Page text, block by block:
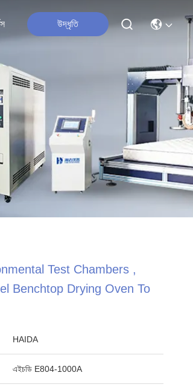
উদ্ধৃতি
Test Chambers ,
Benchtop Drying Oven To
HAIDA
এইচডি E804-1000A